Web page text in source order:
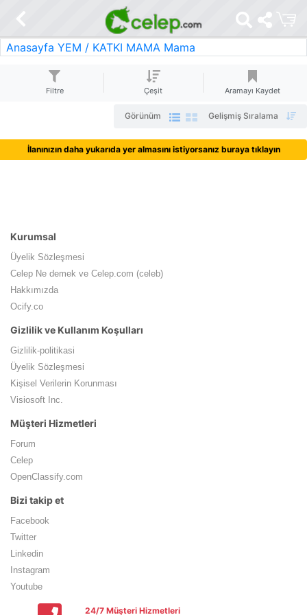
Anasayfa YEM / KATKI MAMA Mama
Filtre Çeşit Aramayı Kaydet
Görünüm Gelişmiş Sıralama
İlanınızın daha yukarıda yer almasını istiyorsanız buraya tıklayın
Kurumsal
Üyelik Sözleşmesi
Celep Ne demek ve Celep.com (celeb)
Hakkımızda
Ocify.co
Gizlilik ve Kullanım Koşulları
Gizlilik-politikasi
Üyelik Sözleşmesi
Kişisel Verilerin Korunması
Visiosoft Inc.
Müşteri Hizmetleri
Forum
Celep
OpenClassify.com
Bizi takip et
Facebook
Twitter
Linkedin
Instagram
Youtube
24/7 Müşteri Hizmetleri